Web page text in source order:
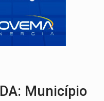
Acusado de guardar armas de facção é preso com
Município